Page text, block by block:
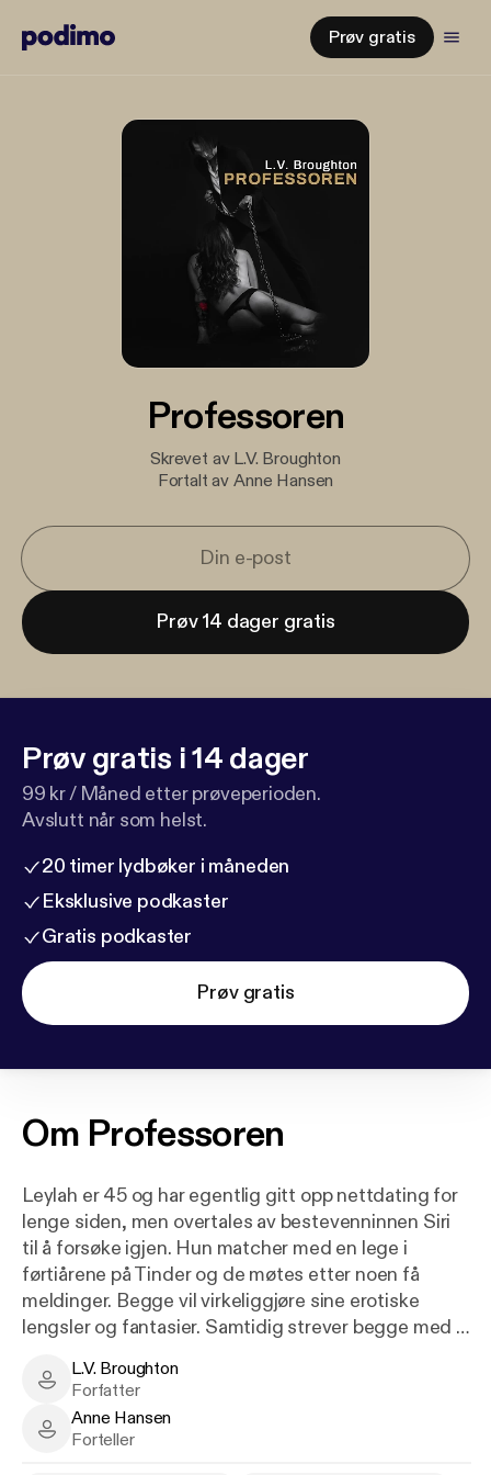
Prøv gratis
Professoren
Skrevet av L.V. Broughton
Fortalt av Anne Hansen
Prøv 14 dager gratis
Prøv gratis i 14 dager
99 kr / Måned etter prøveperioden.
Avslutt når som helst.
20 timer lydbøker i måneden
Eksklusive podkaster
Gratis podkaster
Prøv gratis
Om Professoren
Leylah er 45 og har egentlig gitt opp nettdating for
lenge siden, men overtales av bestevenninnen Siri
til å forsøke igjen. Hun matcher med en lege i
førtiårene på Tinder og de møtes etter noen få
meldinger. Begge vil virkeliggjøre sine erotiske
lengsler og fantasier. Samtidig strever begge med å
andre. For Leylah handler det om å få hjertet til å
vare så lenge som mulig, men hun strever med å gi
seg hen, å legge til rette for den nærheten hun
L.V. Broughton - Author
L.V. Broughton
Forfatter
Anne Hansen - Narrator
Anne Hansen
Forteller